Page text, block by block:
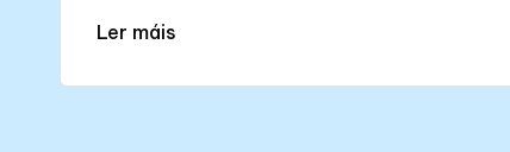
Ler máis